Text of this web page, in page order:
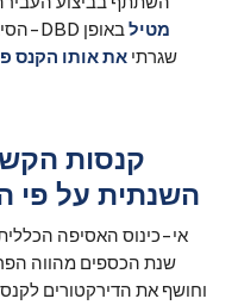
הסיבה שלוח הזמנים להסדר מנהלי של ה-DBD
מטילבאופן
שגרתי את אותו הקנס
קנסות
השנתית על פי
אי-כינוס האסיפה
שנת הכספים מהווה
וחושף את הדירקטורים